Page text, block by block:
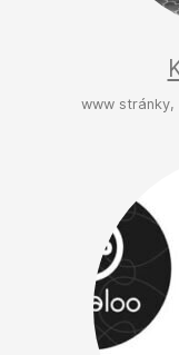
www stránky,